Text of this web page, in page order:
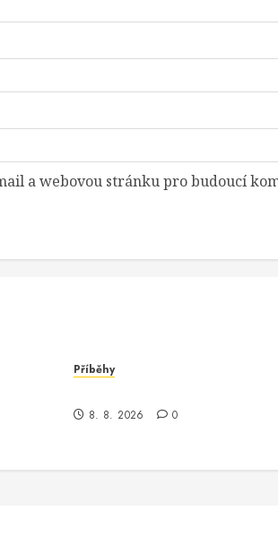
a webovou stránku pro budoucí
Příběhy
8. 8. 2026 0